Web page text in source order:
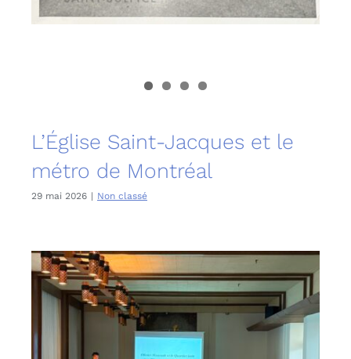
L’Église Saint-Jacques et le
métro de Montréal
29 mai 2026 | Non classé